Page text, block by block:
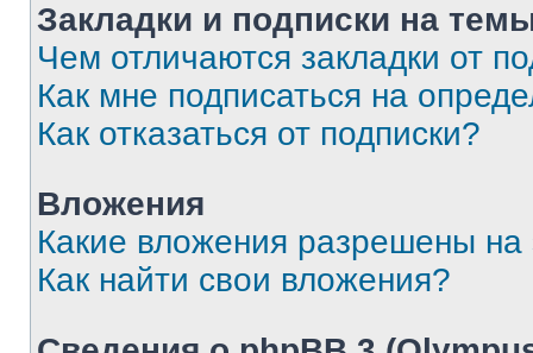
Закладки и подписки на
Чем отличаются закладки от
Как мне подписаться на
Как отказаться от подписки?
Вложения
Какие вложения разрешены
Как найти свои вложения?